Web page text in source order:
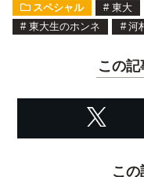
スペシャル # 東大
# 東大生のホンネ # 河
この
こ